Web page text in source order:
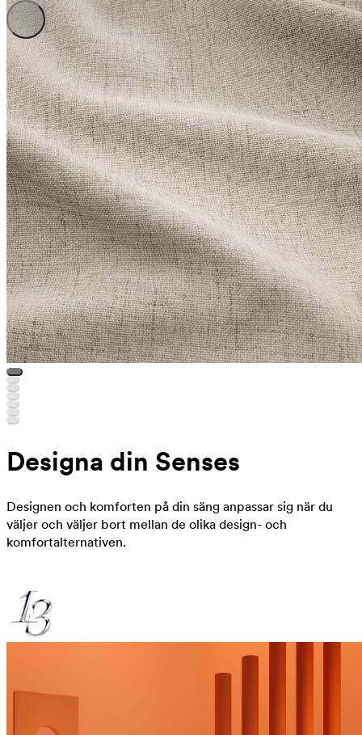
Designa din Senses
Designen och komforten på din säng anpassar sig när du
väljer och väljer bort mellan de olika design- och
komfortalternativen.